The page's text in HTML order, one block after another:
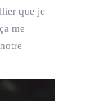
que je
me